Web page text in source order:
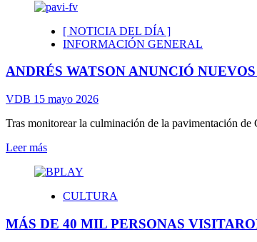
sobre
EL
FESTIVAL
ALFAJOR
BERAZATEGUI
[ NOTICIA DEL DÍA ]
INFORMACIÓN GENERAL
ANDRÉS WATSON ANUNCIÓ
VDB 15 mayo 2026
Tras monitorear la culminación de la pavimentación
Leer másLeer
sobre
WATSON
NUEVOS
CULTURA
MÁS DE 40 MIL PERSONAS